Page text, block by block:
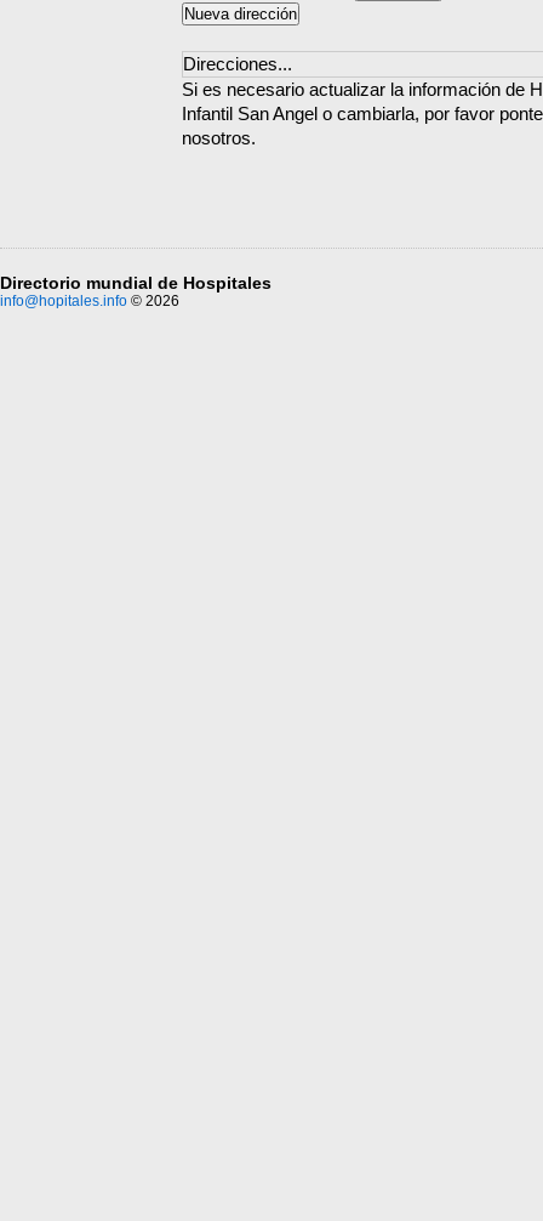
Direcciones...
Si es necesario actualizar la información de
Infantil San Angel o cambiarla, por favor
nosotros.
Directorio mundial de Hospitales
info@hopitales.info © 2026